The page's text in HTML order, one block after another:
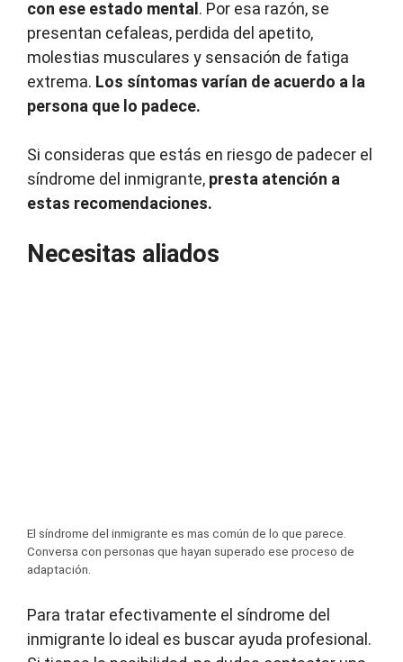
con ese estado mental . Por esa razón, se
presentan cefaleas, perdida del apetito,
molestias musculares y sensación de fatiga
extrema. Los síntomas varían de acuerdo a la
persona que lo padece.
Si consideras que estás en riesgo de padecer el
síndrome del inmigrante, presta atención a
estas recomendaciones.
Necesitas aliados
El síndrome del inmigrante es mas común de lo que parece.
Conversa con personas que hayan superado ese proceso de
adaptación.
Para tratar efectivamente el síndrome del
inmigrante lo ideal es buscar ayuda profesional.